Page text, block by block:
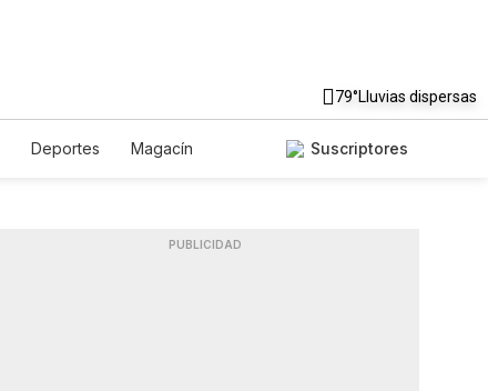
79°Lluvias dispersas
Deportes
Magacín
Suscriptores
PUBLICIDAD